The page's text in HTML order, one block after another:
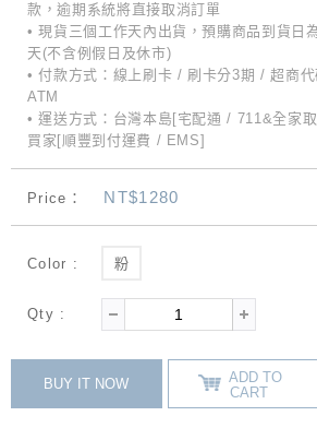
款，逾期系統將直接取消訂單
• 現貨三個工作天內出貨，預購商品到貨日
天(不含例假日及休市)
• 付款方式：線上刷卡 / 刷卡分3期 / 超商
ATM
• 運送方式：台灣本島[宅配通 / 711&全家
買家[順豐到付運費 / EMS]
Price： NT$1280
Color : 粉
Qty :
BUY IT NOW
ADD TO
CART